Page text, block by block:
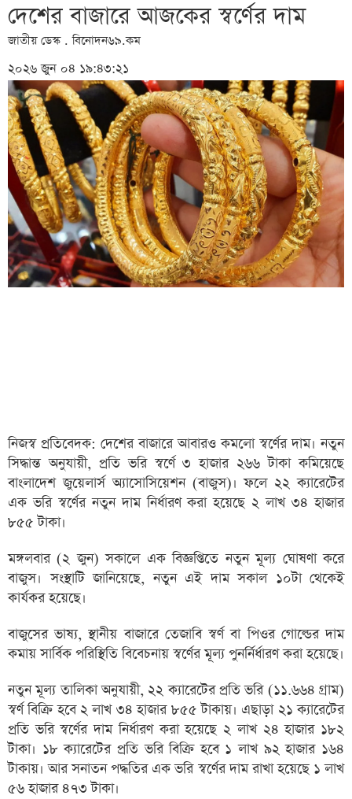
দেশের বাজারে আজকের স্বর্ণের দাম
জাতীয় ডেস্ক . বিনোদন৬৯.কম
২০২৬ জুন ০৪ ১৯:৪৩:২১
নিজস্ব প্রতিবেদক: দেশের বাজারে আবারও কমলো স্বর্ণের দাম। নতুন
সিদ্ধান্ত অনুযায়ী, প্রতি ভরি স্বর্ণে ৩ হাজার ২৬৬ টাকা কমিয়েছে
বাংলাদেশ জুয়েলার্স অ্যাসোসিয়েশন (বাজুস)। ফলে ২২ ক্যারেটের
এক ভরি স্বর্ণের নতুন দাম নির্ধারণ করা হয়েছে ২ লাখ ৩৪ হাজার
৮৫৫ টাকা।
মঙ্গলবার (২ জুন) সকালে এক বিজ্ঞপ্তিতে নতুন মূল্য ঘোষণা করে
বাজুস। সংস্থাটি জানিয়েছে, নতুন এই দাম সকাল ১০টা থেকেই
কার্যকর হয়েছে।
বাজুসের ভাষ্য, স্থানীয় বাজারে তেজাবি স্বর্ণ বা পিওর গোল্ডের দাম
কমায় সার্বিক পরিস্থিতি বিবেচনায় স্বর্ণের মূল্য পুনর্নির্ধারণ করা হয়েছে।
নতুন মূল্য তালিকা অনুযায়ী, ২২ ক্যারেটের প্রতি ভরি (১১.৬৬৪ গ্রাম)
স্বর্ণ বিক্রি হবে ২ লাখ ৩৪ হাজার ৮৫৫ টাকায়। এছাড়া ২১ ক্যারেটের
প্রতি ভরি স্বর্ণের দাম নির্ধারণ করা হয়েছে ২ লাখ ২৪ হাজার ১৮২
টাকা। ১৮ ক্যারেটের প্রতি ভরি বিক্রি হবে ১ লাখ ৯২ হাজার ১৬৪
টাকায়। আর সনাতন পদ্ধতির এক ভরি স্বর্ণের দাম রাখা হয়েছে ১ লাখ
৫৬ হাজার ৪৭৩ টাকা।